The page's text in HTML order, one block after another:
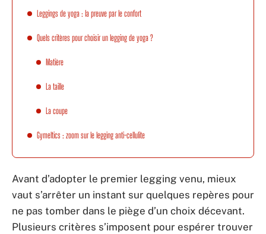
Leggings de yoga : la preuve par le confort
Quels critères pour choisir un legging de yoga ?
Matière
La taille
La coupe
Gymeltics : zoom sur le legging anti-cellulite
Avant d’adopter le premier legging venu, mieux
vaut s’arrêter un instant sur quelques repères pour
ne pas tomber dans le piège d’un choix décevant.
Plusieurs critères s’imposent pour espérer trouver